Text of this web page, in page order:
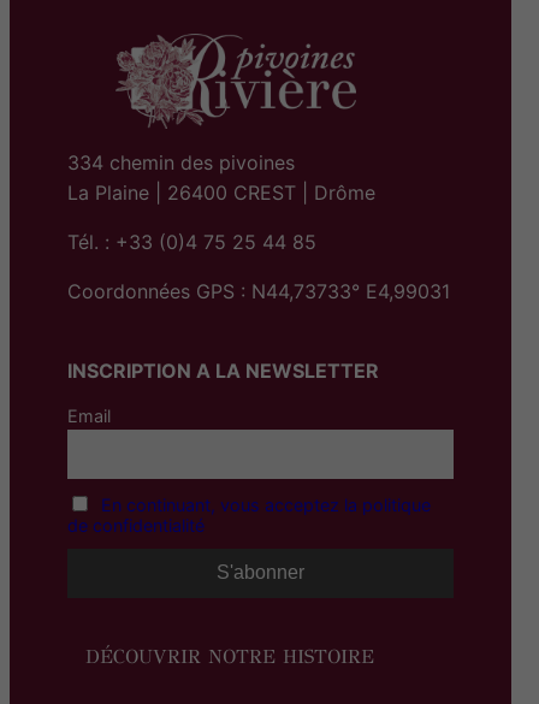
334 chemin des pivoines
La Plaine | 26400 CREST | Drôme
Tél. : +33 (0)4 75 25 44 85
Coordonnées GPS : N44,73733° E4,99031
INSCRIPTION A LA NEWSLETTER
Email
En continuant, vous acceptez la politique
de confidentialité
DÉCOUVRIR NOTRE HISTOIRE